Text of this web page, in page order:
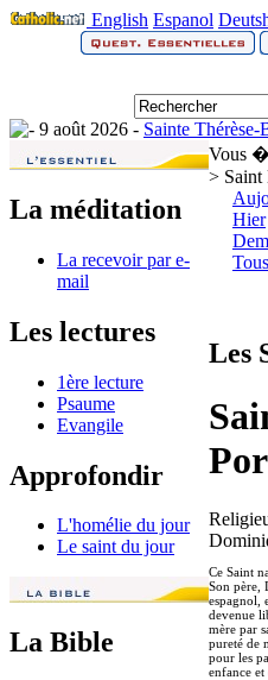
English Espanol
9 août 2026 - Sainte
La méditation
La recevoir par e-
mail
Les lectures
1ère lecture
Psaume
Evangile
Approfondir
L'homélie du jour
Le saint du jour
La Bible
Vous
> Saint
Hier
Les
Ce Saint
Son père,
espagnol,
devenue
mère par
pureté de
pour les
enfance et